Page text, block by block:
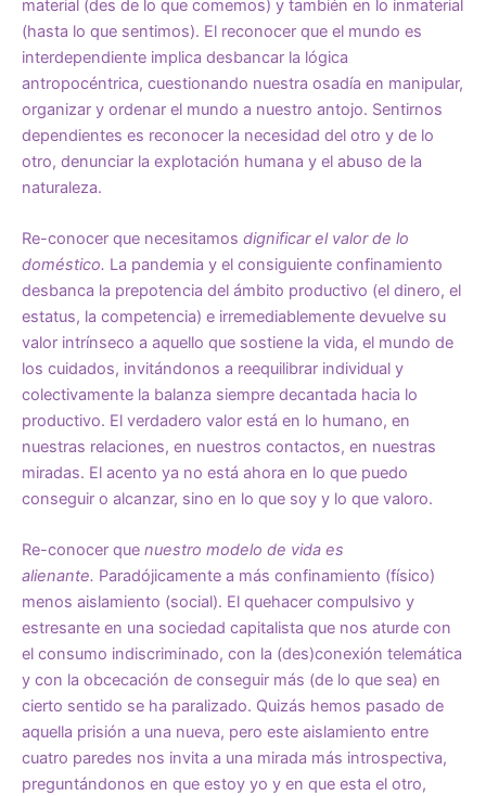
material (des de lo que comemos) y también en lo inmaterial
(hasta lo que sentimos). El reconocer que el mundo es
interdependiente implica desbancar la lógica
antropocéntrica, cuestionando nuestra osadía en manipular,
organizar y ordenar el mundo a nuestro antojo. Sentirnos
dependientes es reconocer la necesidad del otro y de lo
otro, denunciar la explotación humana y el abuso de la
naturaleza.
Re-conocer que necesitamos dignificar el valor de lo
doméstico. La pandemia y el consiguiente confinamiento
desbanca la prepotencia del ámbito productivo (el dinero, el
estatus, la competencia) e irremediablemente devuelve su
valor intrínseco a aquello que sostiene la vida, el mundo de
los cuidados, invitándonos a reequilibrar individual y
colectivamente la balanza siempre decantada hacia lo
productivo. El verdadero valor está en lo humano, en
nuestras relaciones, en nuestros contactos, en nuestras
miradas. El acento ya no está ahora en lo que puedo
conseguir o alcanzar, sino en lo que soy y lo que valoro.
Re-conocer que nuestro modelo de vida es
alienante. Paradójicamente a más confinamiento (físico)
menos aislamiento (social). El quehacer compulsivo y
estresante en una sociedad capitalista que nos aturde con
el consumo indiscriminado, con la (des)conexión telemática
y con la obcecación de conseguir más (de lo que sea) en
cierto sentido se ha paralizado. Quizás hemos pasado de
aquella prisión a una nueva, pero este aislamiento entre
cuatro paredes nos invita a una mirada más introspectiva,
preguntándonos en que estoy yo y en que esta el otro,